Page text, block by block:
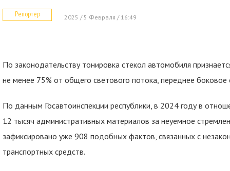
Репортер 2025 / 5 Февраля / 16:49
По законодательству тонировка стекол автомобиля
не менее 75% от общего светового потока, переднее боковое
По данным Госавтоинспекции республики, в 2024 году в
12 тысяч административных материалов за неуемное
зафиксировано уже 908 подобных фактов, связанных с
транспортных средств.